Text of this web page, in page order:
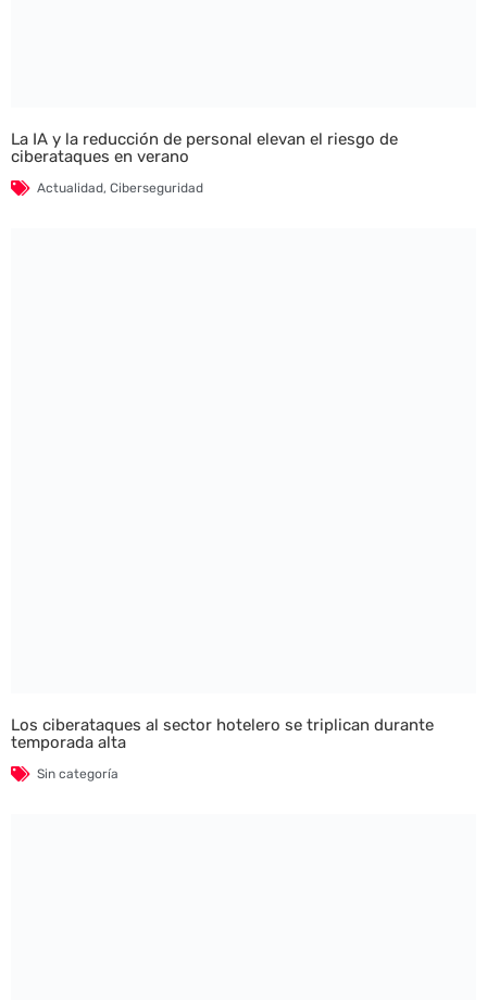
La IA y la reducción de personal elevan el riesgo de
ciberataques en verano
Actualidad, Ciberseguridad
Los ciberataques al sector hotelero se triplican durante
temporada alta
Sin categoría